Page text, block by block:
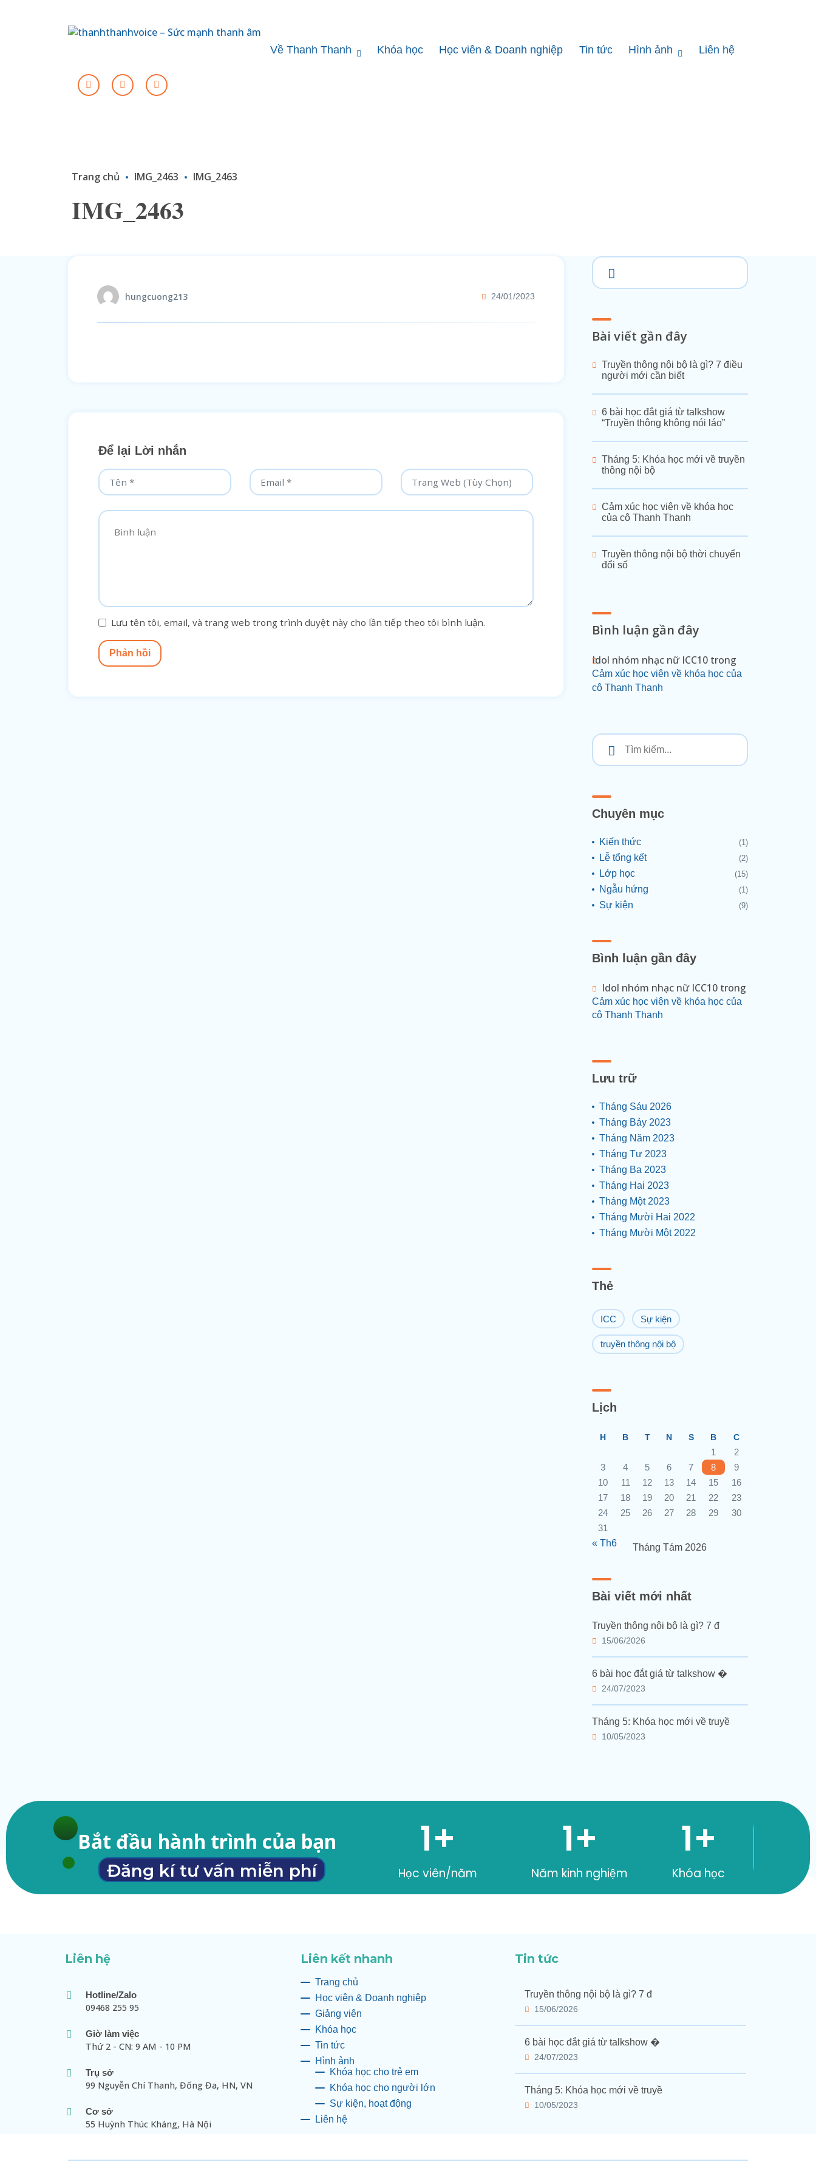
Về Thanh Thanh Khóa học Học viên & Doanh nghiệp Tin tức Hình ảnh Liên hệ
Trang chủ IMG_2463 IMG_2463
IMG_2463
hungcuong213 24/01/2023
Để lại Lời nhắn
Lưu tên tôi, email, và trang web trong trình duyệt này cho lần tiếp theo tôi bình luận.
Phản hồi
Bài viết gần đây
Truyền thông nội bộ là gì? 7 điều
người mới cần biết
6 bài học đắt giá từ talkshow
“Truyền thông không nói láo”
Tháng 5: Khóa học mới về truyền
thông nội bộ
Cảm xúc học viên về khóa học
của cô Thanh Thanh
Truyền thông nội bộ thời chuyển
đổi số
Bình luận gần đây
Idol nhóm nhạc nữ ICC10trong
Cảm xúc học viên về khóa học của
cô Thanh Thanh
Chuyên mục
Kiến thức (1)
Lễ tổng kết (2)
Lớp học (15)
Ngẫu hứng (1)
Sự kiện (9)
Bình luận gần đây
Idol nhóm nhạc nữ ICC10trong
Cảm xúc học viên về khóa học của
cô Thanh Thanh
Lưu trữ
Tháng Sáu 2026
Tháng Bảy 2023
Tháng Năm 2023
Tháng Tư 2023
Tháng Ba 2023
Tháng Hai 2023
Tháng Một 2023
Tháng Mười Hai 2022
Tháng Mười Một 2022
Thẻ
ICC Sự kiện
truyền thông nội bộ
Lịch
Tháng Tám 2026
H B T N S B C
1
2
3
4 5 6 7 8
9
10
11 12 13 14 15
16
17
18 19 20 21 22
23
24
25 26 27 28 29
30
31
« Th6
Bài viết mới nhất
Truyền thông nội bộ là gì? 7 đ
15/06/2026
6 bài học đắt giá từ talkshow �
24/07/2023
Tháng 5: Khóa học mới về truyề
10/05/2023
Bắt đầu hành trình của bạn
Đăng kí tư vấn miễn phí
1+
Học viên/năm
1+
Năm kinh nghiệm
1+
Khóa học
Liên hệ
Hotline/Zalo
09468 255 95
Giờ làm việc
Thứ 2 - CN: 9 AM - 10 PM
Trụ sở
99 Nguyễn Chí Thanh, Đống Đa, HN, VN
Cơ sở
55 Huỳnh Thúc Kháng, Hà Nội
Liên kết nhanh
Trang chủ
Học viên & Doanh nghiệp
Giảng viên
Khóa học
Tin tức
Hình ảnh
Khóa học cho trẻ em
Khóa học cho người lớn
Sự kiện, hoạt động
Liên hệ
Tin tức
Truyền thông nội bộ là gì? 7 đ
15/06/2026
6 bài học đắt giá từ talkshow �
24/07/2023
Tháng 5: Khóa học mới về truyề
10/05/2023